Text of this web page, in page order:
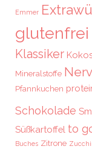
Emmer
glutenfrei
Klassiker
Mineralstoffe
Pfannkuchen
Schokolade
Süßkartoffel to
Buches Zitrone